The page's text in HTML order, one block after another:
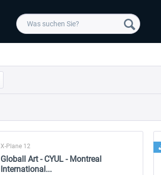
X-Plane 12
Globall Art - CYUL - Montreal
International...